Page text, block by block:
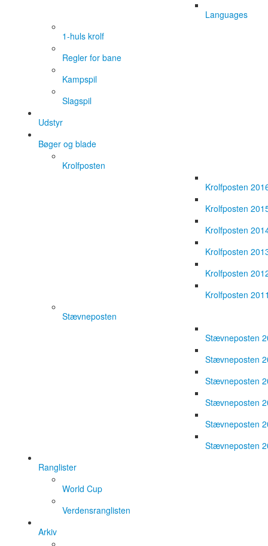
Languages
1-huls krolf
Regler for bane
Kampspil
Slagspil
Udstyr
Bøger og blade
Krolfposten
Krolfposten
Krolfposten
Krolfposten
Krolfposten
Krolfposten
Krolfposten
Stævneposten
Stævneposten
Stævneposten
Stævneposten
Stævneposten
Stævneposten
Stævneposten
Ranglister
World Cup
Verdensranglisten
Arkiv